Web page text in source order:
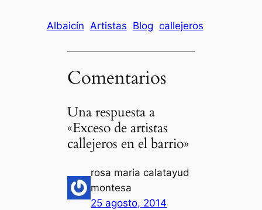
Albaicín Artistas Blog callejeros
Comentarios
Una respuesta a
«Exceso de artistas
callejeros en el barrio»
rosa maria calatayud
montesa
25 agosto, 2014